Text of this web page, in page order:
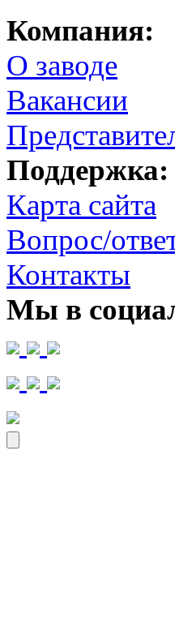
Компания:
О заводе
Вакансии
Поддержка:
Карта сайта
Вопрос/
Контакты
Мы в